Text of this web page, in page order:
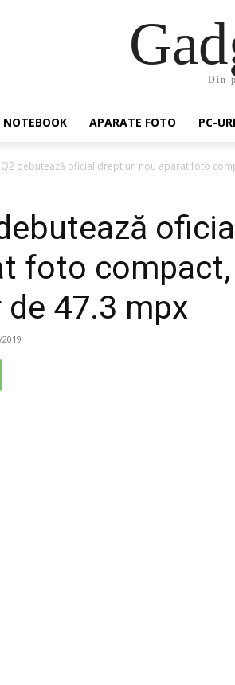
Din
NOTEBOOK APARATE FOTO PC-URI
Q2 debutează oficial drept un nou aparat foto
foto
47.3 mpx